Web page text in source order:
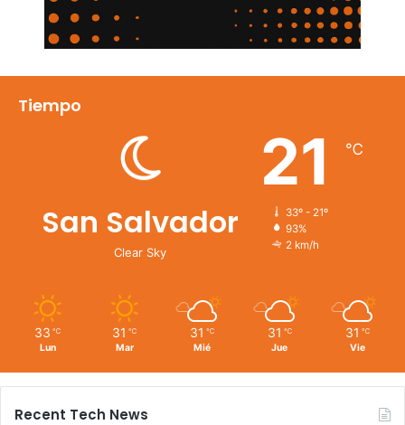
Tiempo
San Salvador
Clear Sky
21 ℃
33º - 21º
93%
2 km/h
33 ℃
Lun
31 ℃
Mar
31 ℃
Mié
31 ℃
Jue
31 ℃
Vie
Recent Tech News